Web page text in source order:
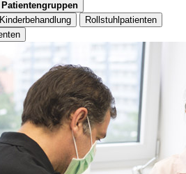
Kinderbehandlung
Rollstuhlpatienten